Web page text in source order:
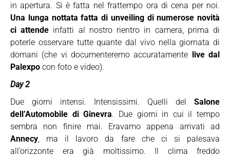
in apertura. Si è fatta nel frattempo ora di cena per noi.
Una lunga nottata fatta di unveiling di numerose novità
ci attende infatti al nostro rientro in camera, prima di
poterle osservare tutte quante dal vivo nella giornata di
domani (che vi documenteremo accuratamente live dal
Palexpo con foto e video).
Day 2
Due giorni intensi. Intensissimi. Quelli del Salone
dell’Automobile di Ginevra. Due giorni in cui il tempo
sembra non finire mai. Eravamo appena arrivati ad
Annecy, ma il lavoro da fare che ci si palesava
all’orizzonte era già moltissimo. Il clima freddo